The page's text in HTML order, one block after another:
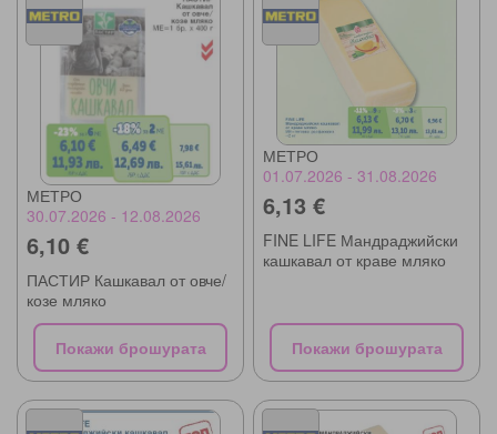
МЕТРО
30.07.2026 - 12.08.2026
6,10 €
ПАСТИР Кашкавал от овче/
козе мляко
Покажи брошурата
МЕТРО
01.07.2026 - 31.08.2026
6,13 €
FINE LIFE Мандраджийски
кашкавал от краве мляко
Покажи брошурата